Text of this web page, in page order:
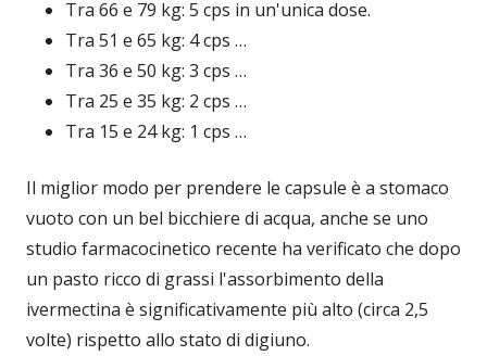
Tra 66 e 79 kg: 5 cps in un'unica dose.
Tra 51 e 65 kg: 4 cps …
Tra 36 e 50 kg: 3 cps …
Tra 25 e 35 kg: 2 cps …
Tra 15 e 24 kg: 1 cps …
Il miglior modo per prendere le capsule è a stomaco
vuoto con un bel bicchiere di acqua, anche se uno
studio farmacocinetico recente ha verificato che dopo
un pasto ricco di grassi l'assorbimento della
ivermectina è significativamente più alto (circa 2,5
volte) rispetto allo stato di digiuno.